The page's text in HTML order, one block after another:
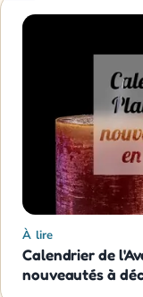
À lire
Calendrier de
nouveautés à